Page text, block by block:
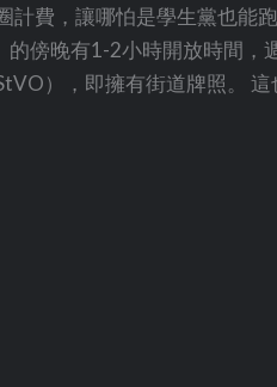
計費，讓哪怕是學生黨也能
傍晚有1-2小時開放時間，
），即擁有街道牌照。